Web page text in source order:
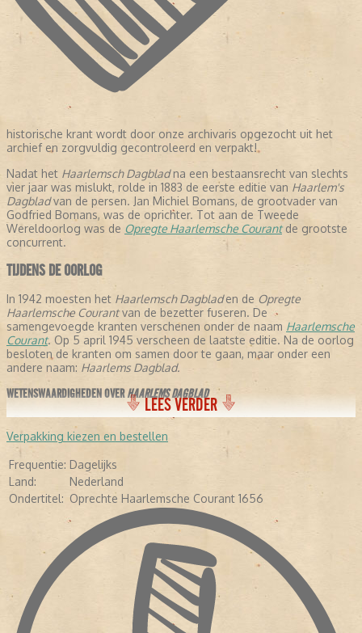
historische krant wordt door onze archivaris opgezocht uit het
archief en zorgvuldig gecontroleerd en verpakt!
Nadat het Haarlemsch Dagbladna een bestaansrecht van slechts
vier jaar was mislukt, rolde in 1883 de eerste editie van Haarlem's
Dagbladvan de persen. Jan Michiel Bomans, de grootvader van
Godfried Bomans, was de oprichter. Tot aan de Tweede
Wereldoorlog was de Opregte Haarlemsche Courantde grootste
concurrent.
TIJDENS DE OORLOG
In 1942 moesten het Haarlemsch Dagbladen de Opregte
Haarlemsche Courantvan de bezetter fuseren. De
samengevoegde kranten verschenen onder de naam Haarlemsche
Courant. Op 5 april 1945 verscheen de laatste editie. Na de oorlog
besloten de kranten om samen door te gaan, maar onder een
andere naam: Haarlems Dagblad.
WETENSWAARDIGHEDEN OVERHAARLEMS DAGBLAD
- De krant stelt dat ze de oudste krant verschijnende krant ter
wereld is, omdat ze is samengegaan met de
Courant
- In de negentiende eeuw schreven een aantal letterkundigen voor
de krant: Conrad Busken Huet en Eduard Douwes Dekker, beter
bekend als Multatuli.
- In 1948 kreeg de krant de toevoeging:Oprechte haarlemsche
Courant 1656.
In 2005 veranderde de avondkrant in een ochtendkrant.
- Diverse bekende Nederlanders hebben voor de krant geschreven,
waaronder Pim Fortuyn, Mart Smeets, Brigitte Kaandorp en Heleen
van Royen.
- In april 2013 verscheen de krant voor het eerst als tabloid.
LEES VERDER
Verpakking kiezen en bestellen
Frequentie: Dagelijks
Land:
Nederland
Ondertitel: Oprechte Haarlemsche Courant 1656